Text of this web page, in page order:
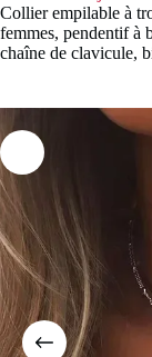
Collier empilable à
femmes, pendentif à
chaîne de clavicule,